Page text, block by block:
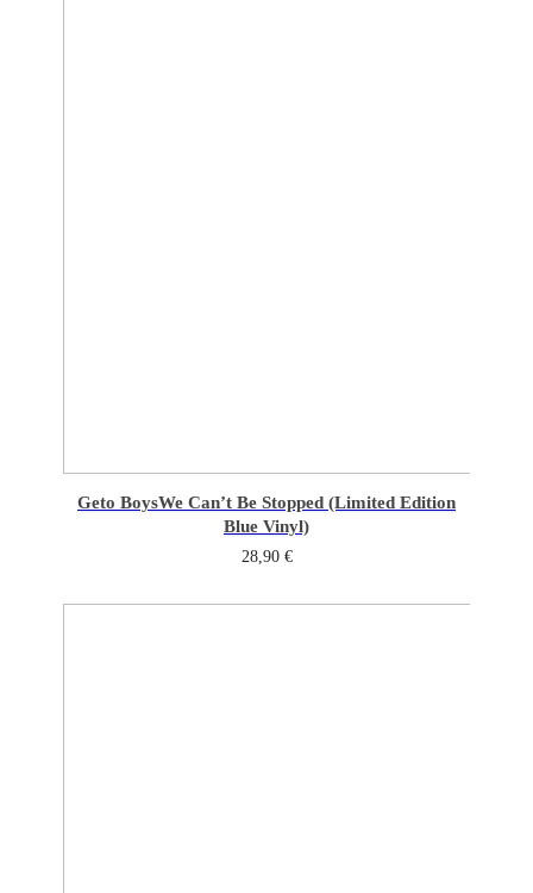
Geto BoysWe Can’t Be Stopped (Limited Edition
Blue Vinyl)
28,90 €